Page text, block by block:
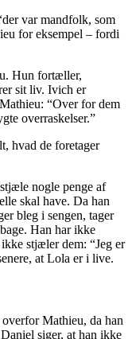
var mandfolk, som
for eksempel – fordi
Hun fortæller,
sit liv. Ivich er
“Over for dem
overraskelser.”
hvad de foretager
nogle penge af
skal have. Da han
bleg i sengen, tager
Han har ikke
stjæler dem: “Jeg er
at Lola er i live.
Mathieu, da han
siger, at han ikke